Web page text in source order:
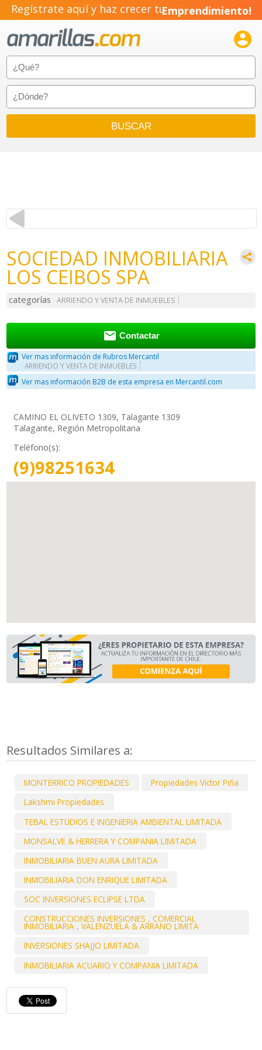
Regístrate aquí y haz crecer tuEmprendimiento!

SOCIEDAD INMOBILIARIA
LOS CEIBOS SPA
categorías ARRIENDO Y VENTA DE INMUEBLES
 Contactar
Ver mas información de Rubros Mercantil
ARRIENDO Y VENTA DE INMUEBLES
Ver mas información B2B de esta empresa en Mercantil.com
CAMINO EL OLIVETO 1309, Talagante 1309
Talagante, Región Metropolitana
Teléfono(s):
(9)98251634
Resultados Similares a:
MONTERRICO PROPIEDADES
Propiedades Victor Piña
Lakshmi Propiedades
TEBAL ESTUDIOS E INGENIERIA AMBIENTAL LIMITADA
MONSALVE & HERRERA Y COMPANIA LIMITADA
INMOBILIARIA BUEN AURA LIMITADA
INMOBILIARIA DON ENRIQUE LIMITADA
SOC INVERSIONES ECLIPSE LTDA
CONSTRUCCIONES INVERSIONES , COMERCIAL
INMOBILIARIA , VALENZUELA & ARRANO LIMITA
INVERSIONES SHAJJO LIMITADA
INMOBILIARIA ACUARIO Y COMPANIA LIMITADA